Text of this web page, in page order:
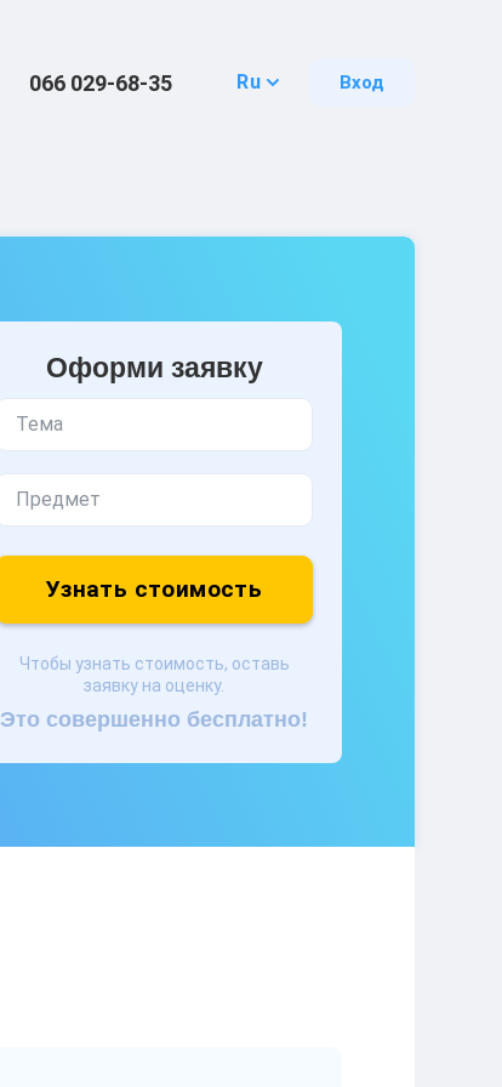
066 029-68-35 Ru Вход
Оформи заявку
Узнать стоимость
Чтобы узнать стоимость, оставь
заявку на оценку.
Это совершенно бесплатно!